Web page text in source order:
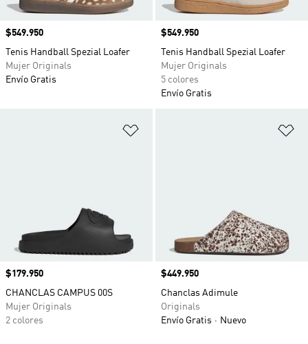
Precio
$549.950
Tenis Handball Spezial Loafer
Mujer Originals
Envío Gratis
Precio
$549.950
Tenis Handball Spezial Loafer
Mujer Originals
5 colores
Envío Gratis
Precio
$179.950
CHANCLAS CAMPUS 00S
Mujer Originals
2 colores
Precio
$449.950
Chanclas Adimule
Originals
Envío Gratis
Nuevo